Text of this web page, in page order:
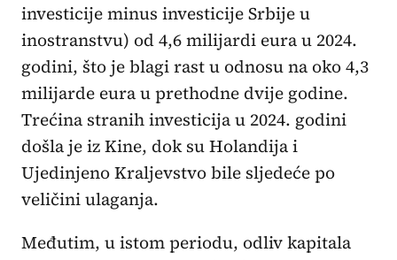
investicije minus investicije Srbije u
inostranstvu) od 4,6 milijardi eura u 2024.
godini, što je blagi rast u odnosu na oko 4,3
milijarde eura u prethodne dvije godine.
Trećina stranih investicija u 2024. godini
došla je iz Kine, dok su Holandija i
Ujedinjeno Kraljevstvo bile sljedeće po
veličini ulaganja.
Međutim, u istom periodu, odliv kapitala